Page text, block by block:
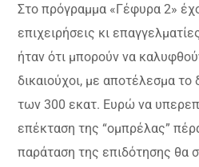
Στο πρόγραμμα «Γέφυρα 2»
επιχειρήσεις κι
ήταν ότι μπορούν να
δικαιούχοι, με αποτέλεσμα
των 300 εκατ. Ευρώ να
επέκταση της “ομπρέλας”
παράταση της επιδότησης θα